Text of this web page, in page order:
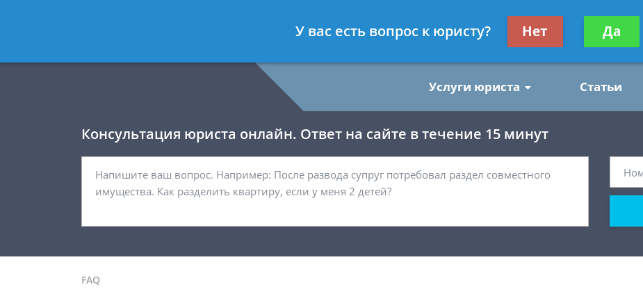
- Юрист по гражданским делам
Получите
Услуги юриста Статьи
Консультация юриста онлайн. Ответ на сайте в течение 15 минут
FAQ
У вас есть вопрос к юристу? Нет Да